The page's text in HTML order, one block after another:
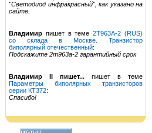
"Светодиод инфракрасный", как указано на
сайте.
Владимир пишет в теме2Т963А-2 (RUS)
со склада в Москве. Транзистор
биполярный отечественный:
Подскажите 2т963а-2 гарантийный срок
Владимир II пишет... пишет в теме
Параметры биполярных транзисторов
серии КТ372:
Спасибо!